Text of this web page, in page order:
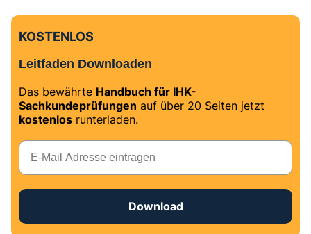
KOSTENLOS
Leitfaden Downloaden
Das bewährte Handbuch für IHK-
Sachkundeprüfungen auf über 20 Seiten jetzt
kostenlos runterladen.
E-Mail
Download